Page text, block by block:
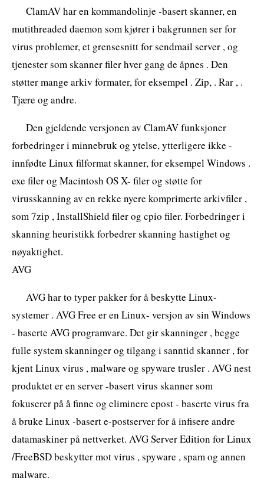
ClamAV har en kommandolinje -basert skanner, en
mutithreaded daemon som kjører i bakgrunnen ser for
virus problemer, et grensesnitt for sendmail server , og
tjenester som skanner filer hver gang de åpnes . Den
støtter mange arkiv formater, for eksempel . Zip, . Rar , .
Tjære og andre.
Den gjeldende versjonen av ClamAV funksjoner
forbedringer i minnebruk og ytelse, ytterligere ikke -
innfødte Linux filformat skanner, for eksempel Windows .
exe filer og Macintosh OS X- filer og støtte for
virusskanning av en rekke nyere komprimerte arkivfiler ,
som 7zip , InstallShield filer og cpio filer. Forbedringer i
skanning heuristikk forbedrer skanning hastighet og
nøyaktighet.
AVG
AVG har to typer pakker for å beskytte Linux-
systemer . AVG Free er en Linux- versjon av sin Windows
- baserte AVG programvare. Det gir skanninger , begge
fulle system skanninger og tilgang i sanntid skanner , for
kjent Linux virus , malware og spyware trusler . AVG nest
produktet er en server -basert virus skanner som
fokuserer på å finne og eliminere epost - baserte virus fra
å bruke Linux -basert e-postserver for å infisere andre
datamaskiner på nettverket. AVG Server Edition for Linux
/FreeBSD beskytter mot virus , spyware , spam og annen
malware.